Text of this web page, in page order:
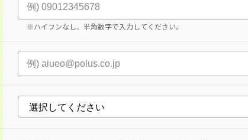
※ハイフンなし、半角数字で入力してください。